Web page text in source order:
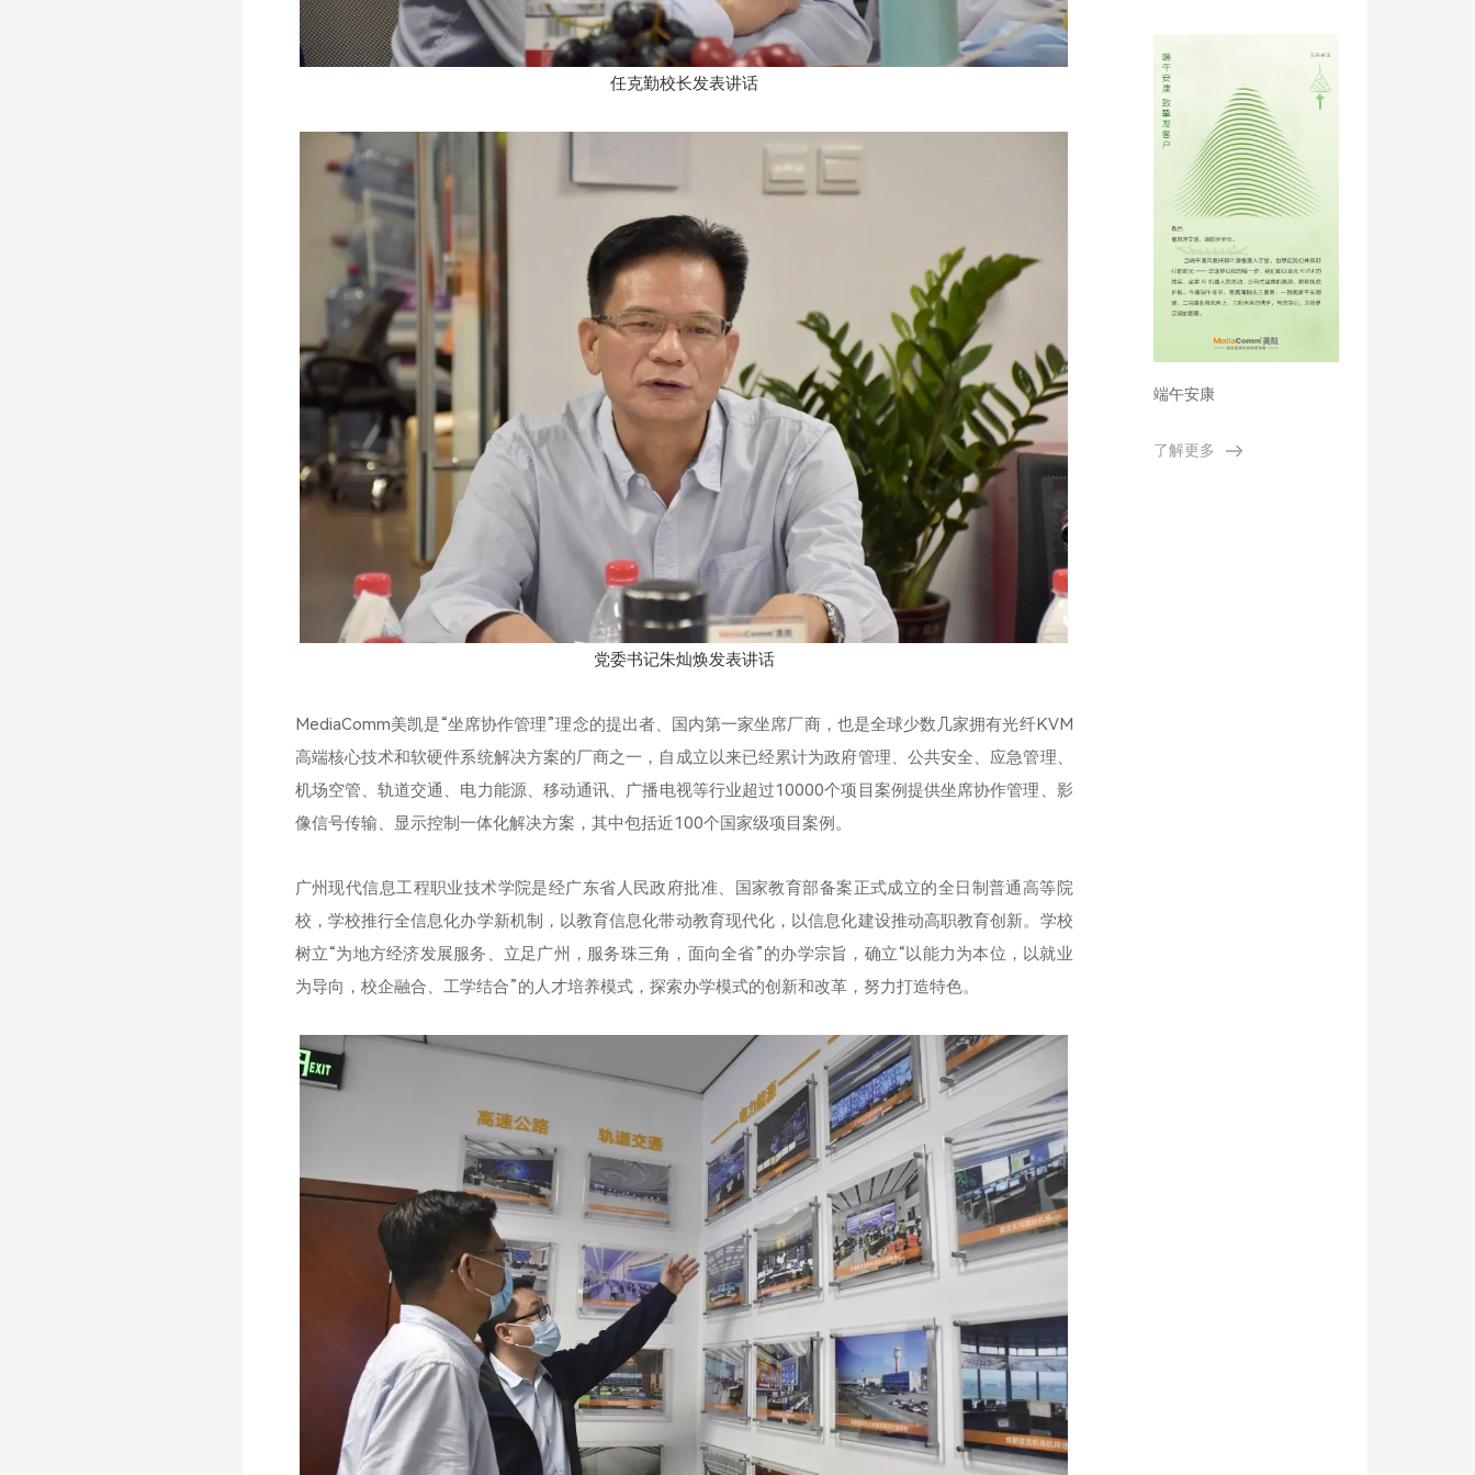
任克勤校长发表讲话
党委书记朱灿焕发表讲话
MediaComm美凯是“坐席协作管理”理念的提出者、国内第一家坐席厂商，也是全球少数几家拥有光纤KVM
高端核心技术和软硬件系统解决方案的厂商之一，自成立以来已经累计为政府管理、公共安全、应急管理、
机场空管、轨道交通、电力能源、移动通讯、广播电视等行业超过10000个项目案例提供坐席协作管理、影
像信号传输、显示控制一体化解决方案，其中包括近100个国家级项目案例。
广州现代信息工程职业技术学院是经广东省人民政府批准、国家教育部备案正式成立的全日制普通高等院
校，学校推行全信息化办学新机制，以教育信息化带动教育现代化，以信息化建设推动高职教育创新。学校
树立“为地方经济发展服务、立足广州，服务珠三角，面向全省”的办学宗旨，确立“以能力为本位，以就业
为导向，校企融合、工学结合”的人才培养模式，探索办学模式的创新和改革，努力打造特色。
端午安康
了解更多